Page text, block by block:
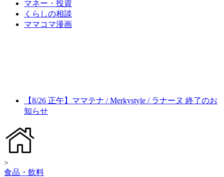
マネー・投資
くらしの相談
ママコマ漫画
【8/26 正午】ママテナ / Merkystyle / ラナーヌ 終了のお
知らせ
>
食品・飲料